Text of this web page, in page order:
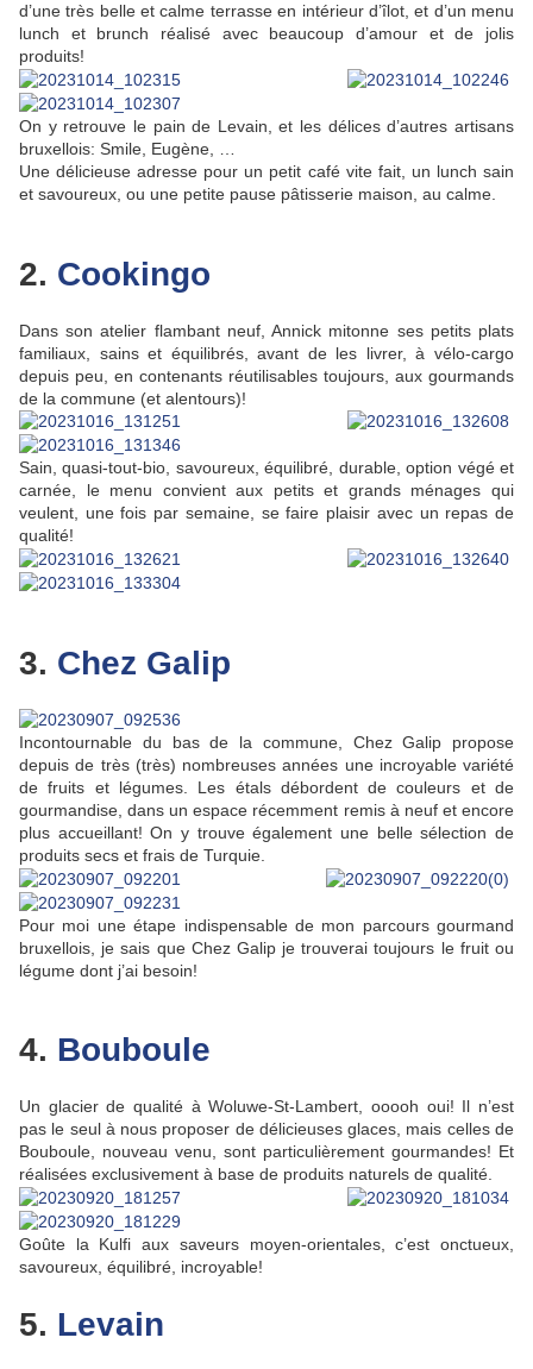
d’une très belle et calme terrasse en intérieur d’îlot, et d’un menu
lunch et brunch réalisé avec beaucoup d’amour et de jolis
produits!
On y retrouve le pain de Levain, et les délices d’autres artisans
bruxellois: Smile, Eugène, …
Une délicieuse adresse pour un petit café vite fait, un lunch sain
et savoureux, ou une petite pause pâtisserie maison, au calme.
2. Cookingo
Dans son atelier flambant neuf, Annick mitonne ses petits plats
familiaux, sains et équilibrés, avant de les livrer, à vélo-cargo
depuis peu, en contenants réutilisables toujours, aux gourmands
de la commune (et alentours)!
Sain, quasi-tout-bio, savoureux, équilibré, durable, option végé et
carnée, le menu convient aux petits et grands ménages qui
veulent, une fois par semaine, se faire plaisir avec un repas de
qualité!
3. Chez Galip
Incontournable du bas de la commune, Chez Galip propose
depuis de très (très) nombreuses années une incroyable variété
de fruits et légumes. Les étals débordent de couleurs et de
gourmandise, dans un espace récemment remis à neuf et encore
plus accueillant! On y trouve également une belle sélection de
produits secs et frais de Turquie.
Pour moi une étape indispensable de mon parcours gourmand
bruxellois, je sais que Chez Galip je trouverai toujours le fruit ou
légume dont j’ai besoin!
4. Bouboule
Un glacier de qualité à Woluwe-St-Lambert, ooooh oui! Il n’est
pas le seul à nous proposer de délicieuses glaces, mais celles de
Bouboule, nouveau venu, sont particulièrement gourmandes! Et
réalisées exclusivement à base de produits naturels de qualité.
Goûte la Kulfi aux saveurs moyen-orientales, c’est onctueux,
savoureux, équilibré, incroyable!
5. Levain